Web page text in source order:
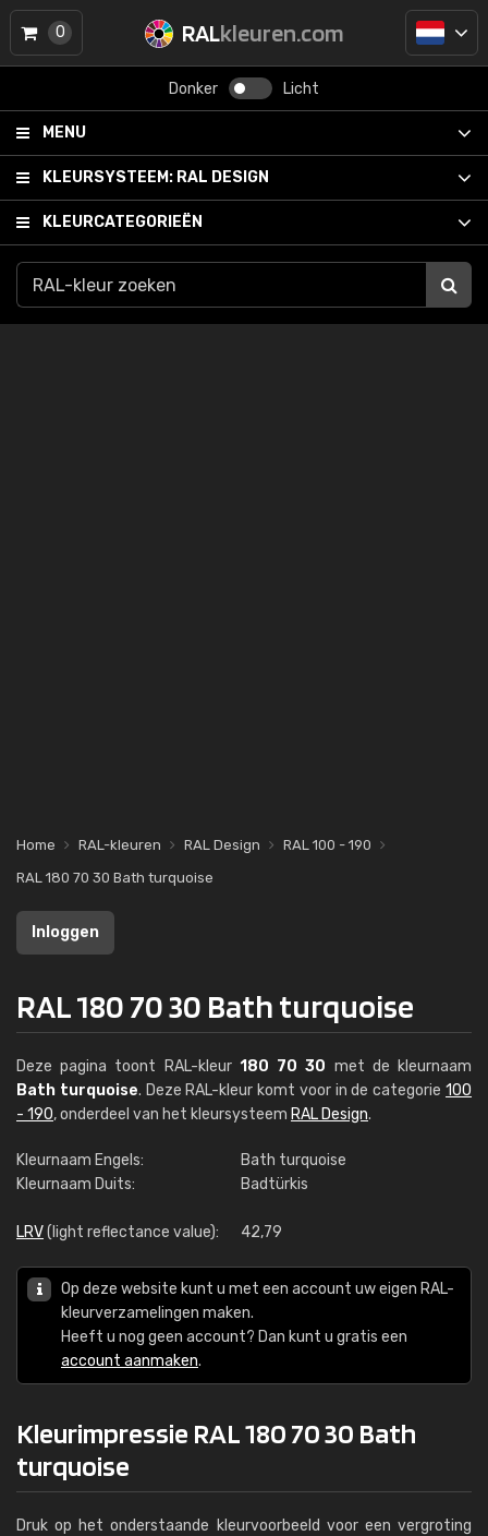
RALkleuren.com
Donker Licht
MENU
KLEURSYSTEEM: RAL DESIGN
KLEURCATEGORIEËN
0
Home RAL-kleuren RAL Design
RAL 100 - 190
RAL 180 70 30 Bath turquoise
Inloggen
RAL 180 70 30 Bath turquoise
Deze pagina toont RAL-kleur 180 70 30 met de kleurnaam
Bath turquoise. Deze RAL-kleur komt voor in de categorie100
- 190, onderdeel van het kleursysteem RAL Design.
Kleurnaam Engels:
Bath turquoise
Kleurnaam Duits:
Badtürkis
LRV(light reflectance value): 42,79
Op deze website kunt u met een account uw eigen RAL-
kleurverzamelingen maken.
Heeft u nog geen account? Dan kunt u gratis een
account aanmaken.
Kleurimpressie RAL 180 70 30 Bath
turquoise
Druk op het onderstaande kleurvoorbeeld voor een vergroting